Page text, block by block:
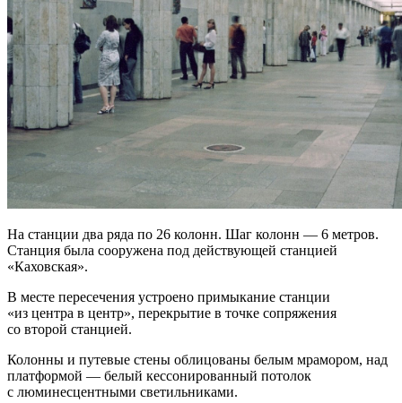
На станции два ряда по 26 колонн. Шаг колонн — 6 метров.
Станция была сооружена под действующей станцией
«Каховская».
В месте пересечения устроено примыкание станции
«из центра в центр», перекрытие в точке сопряжения
со второй станцией.
Колонны и путевые стены облицованы белым мрамором, над
платформой — белый кессонированный потолок
с люминесцентными светильниками.